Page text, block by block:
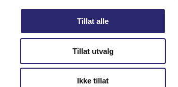
Tillat alle
Tillat utvalg
Ikke tillat